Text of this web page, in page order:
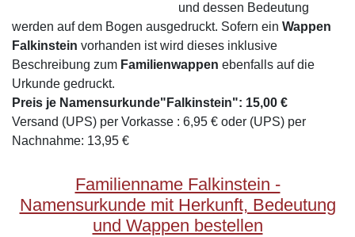
und dessen Bedeutung
werden auf dem Bogen ausgedruckt. Sofern ein Wappen
Falkinstein vorhanden ist wird dieses inklusive
Beschreibung zum Familienwappen ebenfalls auf die
Urkunde gedruckt.
Preis je Namensurkunde"Falkinstein": 15,00 €
Versand (UPS) per Vorkasse : 6,95 € oder (UPS) per
Nachnahme: 13,95 €
Familienname Falkinstein -
Namensurkunde mit Herkunft, Bedeutung
und Wappen bestellen